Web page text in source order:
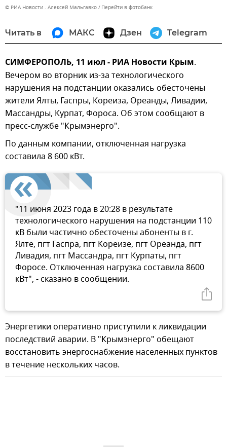
© РИА Новости . Алексей Мальгавко Перейти в фотобанк
Читать в МАКС Дзен Telegram
СИМФЕРОПОЛЬ, 11 июл - РИА Новости Крым.
Вечером во вторник из-за технологического
нарушения на подстанции оказались обесточены
жители Ялты, Гаспры, Кореиза, Ореанды, Ливадии,
Массандры, Курпат, Фороса. Об этом сообщают в
пресс-службе "Крымэнерго".
По данным компании, отключенная нагрузка
составила 8 600 кВт.
"11 июня 2023 года в 20:28 в результате
технологического нарушения на подстанции 110
кВ были частично обесточены абоненты в г.
Ялте, пгт Гаспра, пгт Кореизе, пгт Ореанда, пгт
Ливадия, пгт Массандра, пгт Курпаты, пгт
Форосе. Отключенная нагрузка составила 8600
кВт", - сказано в сообщении.
Энергетики оперативно приступили к ликвидации
последствий аварии. В "Крымэнерго" обещают
восстановить энергоснабжение населенных пунктов
в течение нескольких часов.